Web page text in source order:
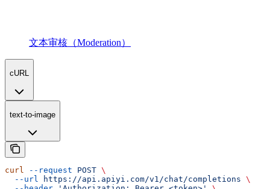
文本审核（Moderation）
cURL
text-to-image
curl --request POST \
  --url
https://api.apiyi.com/v1/chat/completions \